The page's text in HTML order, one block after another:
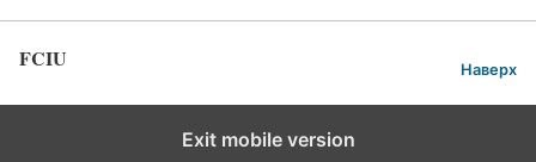
FCIU Наверх
Exit mobile version